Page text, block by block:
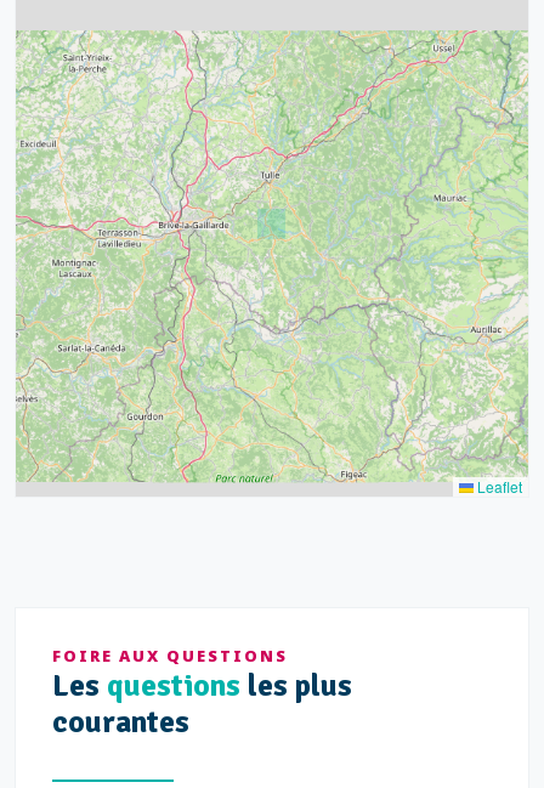
Guierle
Hôpital
Migoule
Poste
Rivet
Rollinat
Sauvajoux
Sports
Tilleul
Tujac Nord
Tujac Ouest
4
15
21
14
32
39
52 68
43
Leaflet
FOIRE AUX QUESTIONS
Les questions les plus
courantes